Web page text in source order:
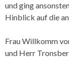
und ging
Hinblick auf die
Frau Willkomm
und Herr